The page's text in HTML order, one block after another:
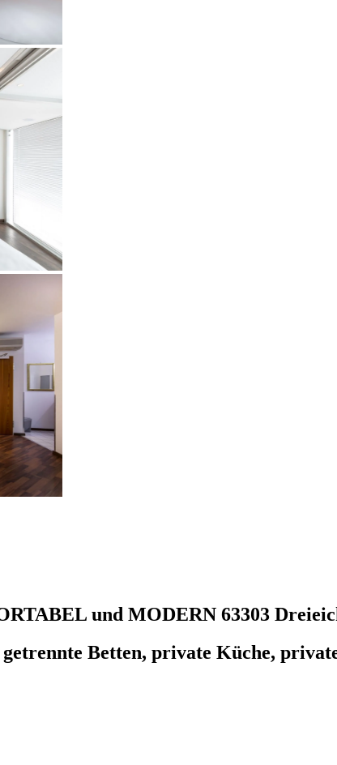
und MODERN 63303
Betten, private Küche,